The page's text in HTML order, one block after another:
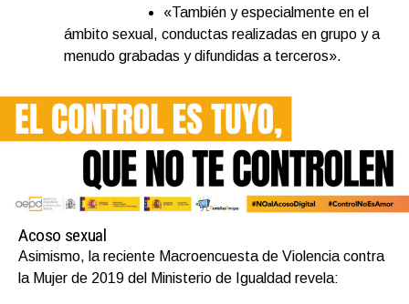
«También y especialmente en el
ámbito sexual, conductas realizadas en grupo y a
menudo grabadas y difundidas a terceros».
Acoso sexual
Asimismo, la reciente Macroencuesta de Violencia contra
la Mujer de 2019 del Ministerio de Igualdad revela: